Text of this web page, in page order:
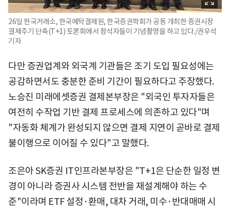
26일 한국거래소, 한국예탁결제원, 한국증권학회가 공동 개최한 증권시장
결제주기 단축(T+1) 토론회에서 참석자들이 기념촬영을 하고 있다./권우석
기자
다만 증권업계와 외국계 기관들은 조기 도입 필요성에는
공감하면서도 충분한 준비 기간이 필요하다고 주장했다.
노승진 미래에셋증권 결제본부장은 "외국인 투자자들은
여전히 수작업 기반 결제 프로세스에 의존하고 있다"며
"자동화 체계가 완성되지 않으면 결제 지연이 곧바로 결제
불이행으로 이어질 수 있다"고 말했다.
조은아 SK증권 IT인프라본부장은 "T+1은 단순한 일정 변
경이 아니라 증권사 시스템 전반을 재설계해야 하는 수
준"이라며 ETF 설정·환매, 대차 거래, 미수·반대매매 시